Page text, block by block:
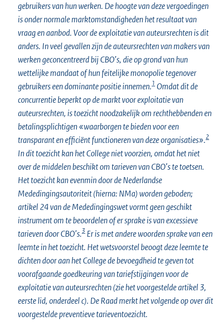
gebruikers van hun werken. De hoogte van deze vergoedingen
is onder normale marktomstandigheden het resultaat van
vraag en aanbod. Voor de exploitatie van auteursrechten is dit
anders. In veel gevallen zijn de auteursrechten van makers van
werken geconcentreerd bij CBO’s, die op grond van hun
wettelijke mandaat of hun feitelijke monopolie tegenover
gebruikers een dominante positie innemen.1 Omdat dit de
concurrentie beperkt op de markt voor exploitatie van
auteursrechten, is toezicht noodzakelijk om rechthebbenden en
betalingsplichtigen «waarborgen te bieden voor een
transparant en efficiënt functioneren van deze organisaties».2
In dit toezicht kan het College niet voorzien, omdat het niet
over de middelen beschikt om tarieven van CBO’s te toetsen.
Het toezicht kan evenmin door de Nederlandse
Mededingingsautoriteit (hierna: NMa) worden geboden;
artikel 24 van de Mededingingswet vormt geen geschikt
instrument om te beoordelen of er sprake is van excessieve
tarieven door CBO’s.3 Er is met andere woorden sprake van een
leemte in het toezicht. Het wetsvoorstel beoogt deze leemte te
dichten door aan het College de bevoegdheid te geven tot
voorafgaande goedkeuring van tariefstijgingen voor de
exploitatie van auteursrechten (zie het voorgestelde artikel 3,
eerste lid, onderdeel c). De Raad merkt het volgende op over dit
voorgestelde preventieve tarieventoezicht.